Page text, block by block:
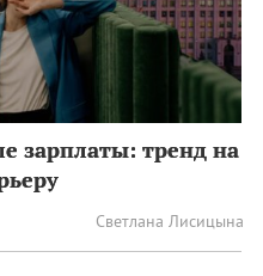
зарплаты: тренд на
Светлана Лисицына